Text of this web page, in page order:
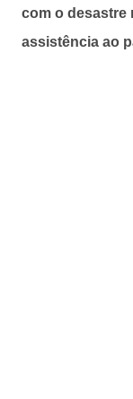
com o desastre
assistência ao